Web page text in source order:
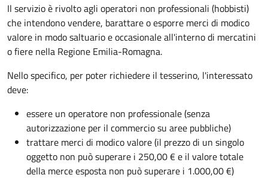
Il servizio è rivolto agli operatori non professionali (hobbisti)
che intendono vendere, barattare o esporre merci di modico
valore in modo saltuario e occasionale all'interno di mercatini
o fiere nella Regione Emilia-Romagna.
Nello specifico, per poter richiedere il tesserino, l'interessato
deve:
essere un operatore non professionale (senza
autorizzazione per il commercio su aree pubbliche)
trattare merci di modico valore (il prezzo di un singolo
oggetto non può superare i 250,00 € e il valore totale
della merce esposta non può superare i 1.000,00 €)